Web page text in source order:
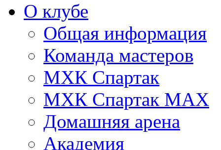
О клубе
Общая информация
Команда мастеров
МХК Спартак
МХК Спартак МАХ
Домашняя арена
Академия